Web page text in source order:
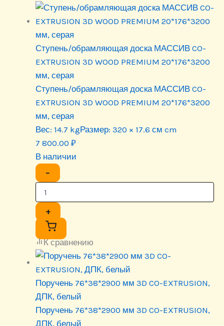
Ступень/обрамляющая доска МАССИВ CO-
EXTRUSION 3D WOOD PREMIUM 20*176*3200
мм, серая
Ступень/обрамляющая доска МАССИВ CO-
EXTRUSION 3D WOOD PREMIUM 20*176*3200
мм, серая
Вес: 14.7 kgРазмер: 320 × 17.6 см cm
7 800.00 ₽
В наличии
−
+
К сравнению
Поручень 76*38*2900 мм 3D CO-EXTRUSION,
ДПК, белый
Поручень 76*38*2900 мм 3D CO-EXTRUSION,
ДПК, белый